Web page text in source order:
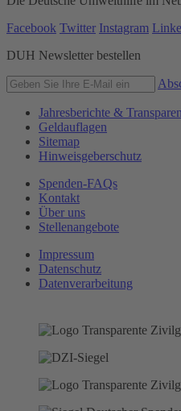
Facebook Twitter Instagram
DUH Newsletter bestellen
Jahresberichte &
Geldauflagen
Sitemap
Hinweisgeberschutz
Spenden-FAQs
Kontakt
Über uns
Stellenangebote
Impressum
Datenschutz
Datenverarbeitung